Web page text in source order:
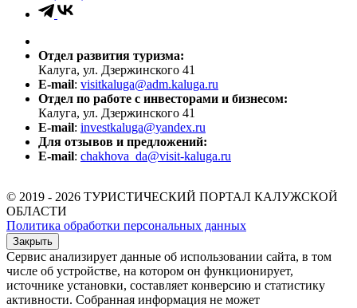
Отдел развития туризма:
Калуга, ул. Дзержинского 41
E-mail: visitkaluga@adm.kaluga.ru
Отдел по работе с инвесторами и бизнесом:
Калуга, ул. Дзержинского 41
E-mail: investkaluga@yandex.ru
Для отзывов и предложений:
E-mail: chakhova_da@visit-kaluga.ru
© 2019 - 2026 ТУРИСТИЧЕСКИЙ ПОРТАЛ КАЛУЖСКОЙ
ОБЛАСТИ
Политика обработки персональных данных
Закрыть
Сервис анализирует данные об использовании сайта, в том
числе об устройстве, на котором он функционирует,
источнике установки, составляет конверсию и статистику
активности. Собранная информация не может